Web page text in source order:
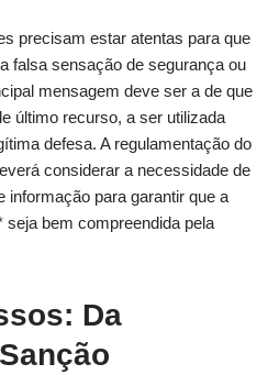
precisam estar atentas para que
falsa sensação de segurança ou
mensagem deve ser a de que
último recurso, a ser utilizada
defesa. A regulamentação do
considerar a necessidade de
informação para garantir que a
bem compreendida pela
Da